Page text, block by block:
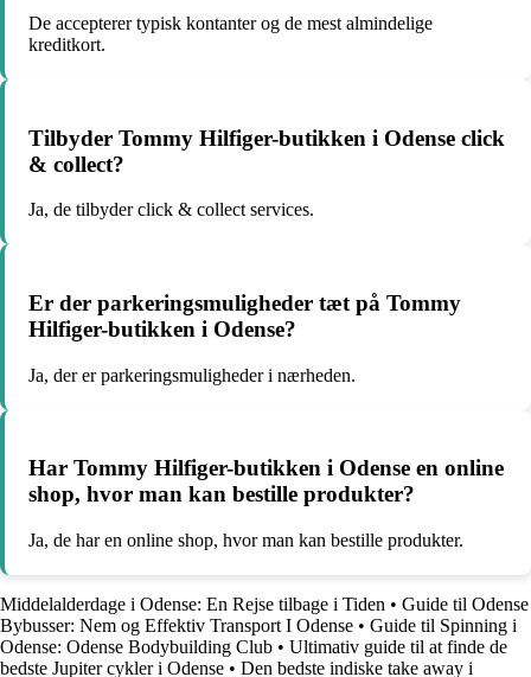
De accepterer typisk kontanter og de mest almindelige
kreditkort.
Tilbyder Tommy Hilfiger-butikken i Odense click
& collect?
Ja, de tilbyder click & collect services.
Er der parkeringsmuligheder tæt på Tommy
Hilfiger-butikken i Odense?
Ja, der er parkeringsmuligheder i nærheden.
Har Tommy Hilfiger-butikken i Odense en online
shop, hvor man kan bestille produkter?
Ja, de har en online shop, hvor man kan bestille produkter.
Middelalderdage i Odense: En Rejse tilbage i Tiden • Guide til Odense
Bybusser: Nem og Effektiv Transport I Odense • Guide til Spinning i
Odense: Odense Bodybuilding Club • Ultimativ guide til at finde de
bedste Jupiter cykler i Odense • Den bedste indiske take away i